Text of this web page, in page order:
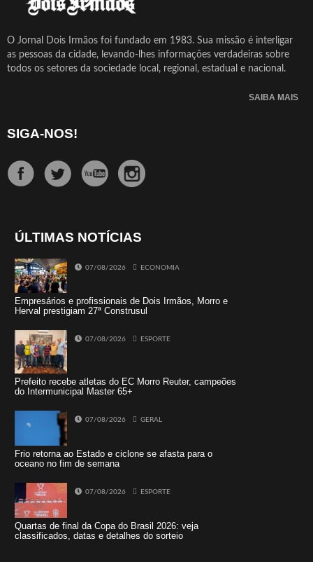
O Jornal Dois Irmãos foi fundado em 1983. Sua missão é interligar
as pessoas da cidade, levando-lhes informações verdadeiras sobre
todos os setores da sociedade local, regional, estadual e nacional.
SAIBA MAIS
SIGA-NOS!
ÚLTIMAS NOTÍCIAS
07/08/2026 ECONOMIA
Empresários e profissionais de Dois Irmãos, Morro e
Herval prestigiam 27ª Construsul
07/08/2026 ESPORTE
Prefeito recebe atletas do EC Morro Reuter, campeões
do Intermunicipal Master 65+
07/08/2026 GERAL
Frio retorna ao Estado e ciclone se afasta para o
oceano no fim de semana
07/08/2026 ESPORTE
Quartas de final da Copa do Brasil 2026: veja
classificados, datas e detalhes do sorteio